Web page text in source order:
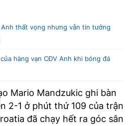
thất vọng nhưng vẫn tin tưởng
hàng vạn CĐV Anh khi bóng đá
Mario Mandzukic ghi bàn
2-1 ở phút thứ 109 của trận
đã chạy hết ra góc sân